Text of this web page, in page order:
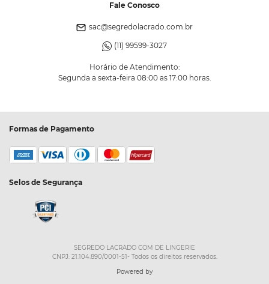
Fale Conosco
sac@segredolacrado.com.br
(11) 99599-3027
Horário de Atendimento:
Segunda a sexta-feira 08:00 as 17:00 horas.
Formas de Pagamento
Selos de Segurança
SEGREDO LACRADO COM DE LINGERIE
CNPJ: 21.104.890/0001-51- Todos os direitos reservados.
Powered by